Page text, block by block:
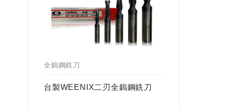
全鎢鋼銑刀
台製WEENIX二刃全鎢鋼銑刀